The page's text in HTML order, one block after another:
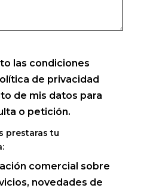
las condiciones
de privacidad
de mis datos para
o petición.
prestaras tu
comercial sobre
novedades de